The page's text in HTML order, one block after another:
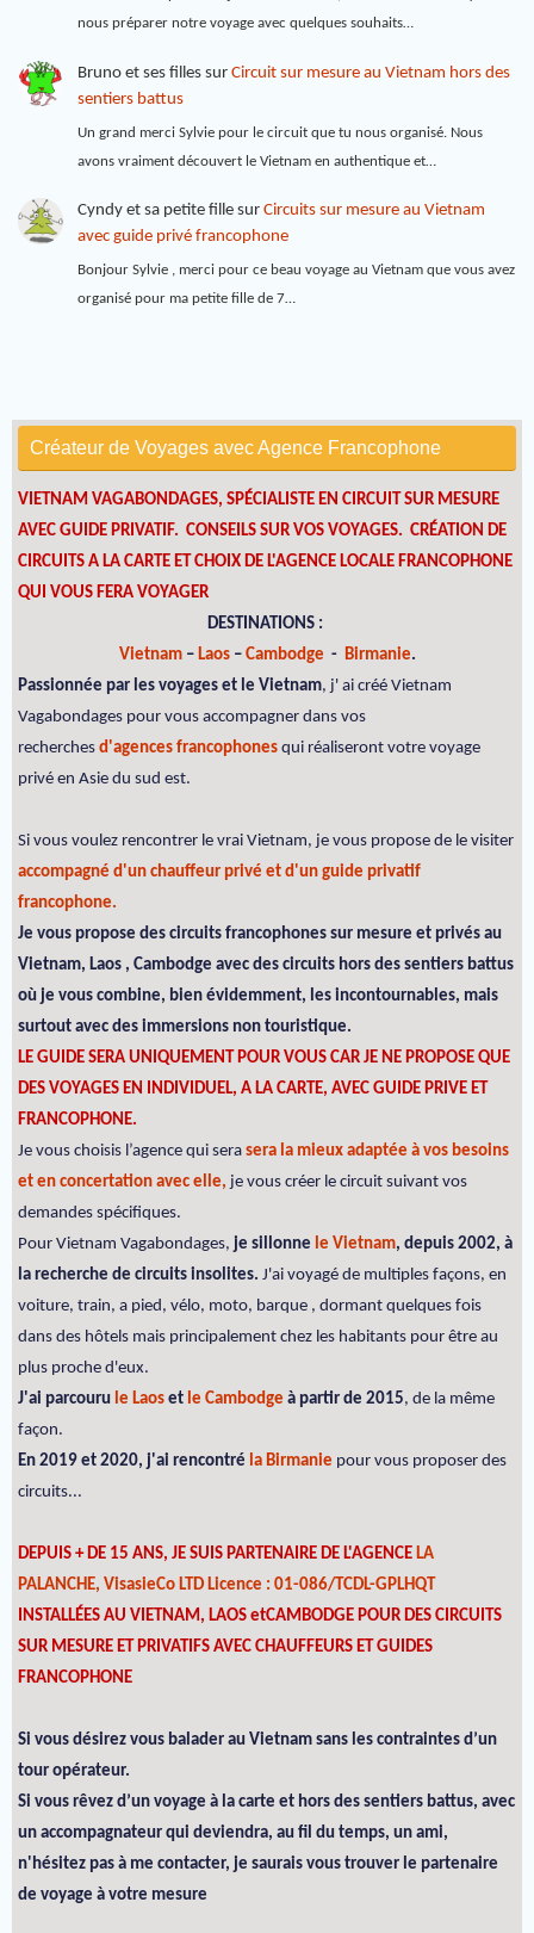
nous préparer notre voyage avec quelques souhaits…
Bruno et ses fillessur Circuit sur mesure au Vietnam hors des
sentiers battus
Un grand merci Sylvie pour le circuit que tu nous organisé. Nous
avons vraiment découvert le Vietnam en authentique et…
Cyndy et sa petite fillesur Circuits sur mesure au Vietnam
avec guide privé francophone
Bonjour Sylvie , merci pour ce beau voyage au Vietnam que vous avez
organisé pour ma petite fille de 7…
Créateur de Voyages avec Agence Francophone
VIETNAM VAGABONDAGES, SPÉCIALISTE EN CIRCUIT SUR MESURE
AVEC GUIDE PRIVATIF. CONSEILS SUR VOS VOYAGES. CRÉATION DE
CIRCUITS A LA CARTE ET CHOIX DE L'AGENCE LOCALE FRANCOPHONE
QUI VOUS FERA VOYAGER
DESTINATIONS :
Vietnam– Laos – Cambodge - Birmanie.
Passionnée par les voyages et le Vietnam, j' ai créé Vietnam
Vagabondages pour vous accompagner dans vos
recherches d'agences francophones qui réaliseront votre voyage
privé en Asie du sud est.
Si vous voulez rencontrer le vrai Vietnam, je vous propose de le visiter
accompagné d'un chauffeur privé et d'un guide privatif
francophone.
Je vous propose des circuits francophones sur mesure et privés au
Vietnam, Laos , Cambodge avec des circuits hors des sentiers battus
où je vous combine, bien évidemment, les incontournables, mais
surtout avec des immersions non touristique.
LE GUIDE SERA UNIQUEMENT POUR VOUS CAR JE NE PROPOSE QUE
DES VOYAGES EN INDIVIDUEL, A LA CARTE, AVEC GUIDE PRIVE ET
FRANCOPHONE.
Je vous choisis l’agence qui sera sera la mieux adaptée à vos besoins
et en concertation avec elle, je vous créer le circuit suivant vos
demandes spécifiques.
Pour Vietnam Vagabondages, je sillonne le Vietnam, depuis 2002, à
la recherche de circuits insolites. J'ai voyagé de multiples façons, en
voiture, train, a pied, vélo, moto, barque , dormant quelques fois
dans des hôtels mais principalement chez les habitants pour être au
plus proche d'eux.
J'ai parcouru le Laos et le Cambodge à partir de 2015, de la même
façon.
En 2019 et 2020, j'ai rencontré la Birmanie pour vous proposer des
circuits...
DEPUIS + DE 15 ANS, JE SUIS PARTENAIRE DE L'AGENCE LA
PALANCHE, VisasieCo LTD Licence : 01-086/TCDL-GPLHQT
INSTALLÉES AU VIETNAM, LAOS etCAMBODGE POUR DES CIRCUITS
SUR MESURE ET PRIVATIFS AVEC CHAUFFEURS ET GUIDES
FRANCOPHONE
Si vous désirez vous balader au Vietnam sans les contraintes d’un
tour opérateur.
Si vous rêvez d’un voyage à la carte et hors des sentiers battus, avec
un accompagnateur qui deviendra, au fil du temps, un ami,
n'hésitez pas à me contacter, je saurais vous trouver le partenaire
de voyage à votre mesure